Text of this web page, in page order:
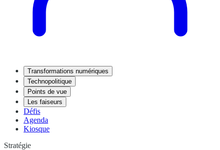
Transformations numériques
Technopolitique
Points de vue
Les faiseurs
Défis
Agenda
Kiosque
Stratégie